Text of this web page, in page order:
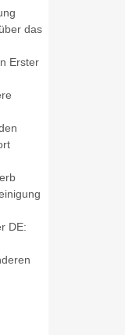
das
Erster
DE: